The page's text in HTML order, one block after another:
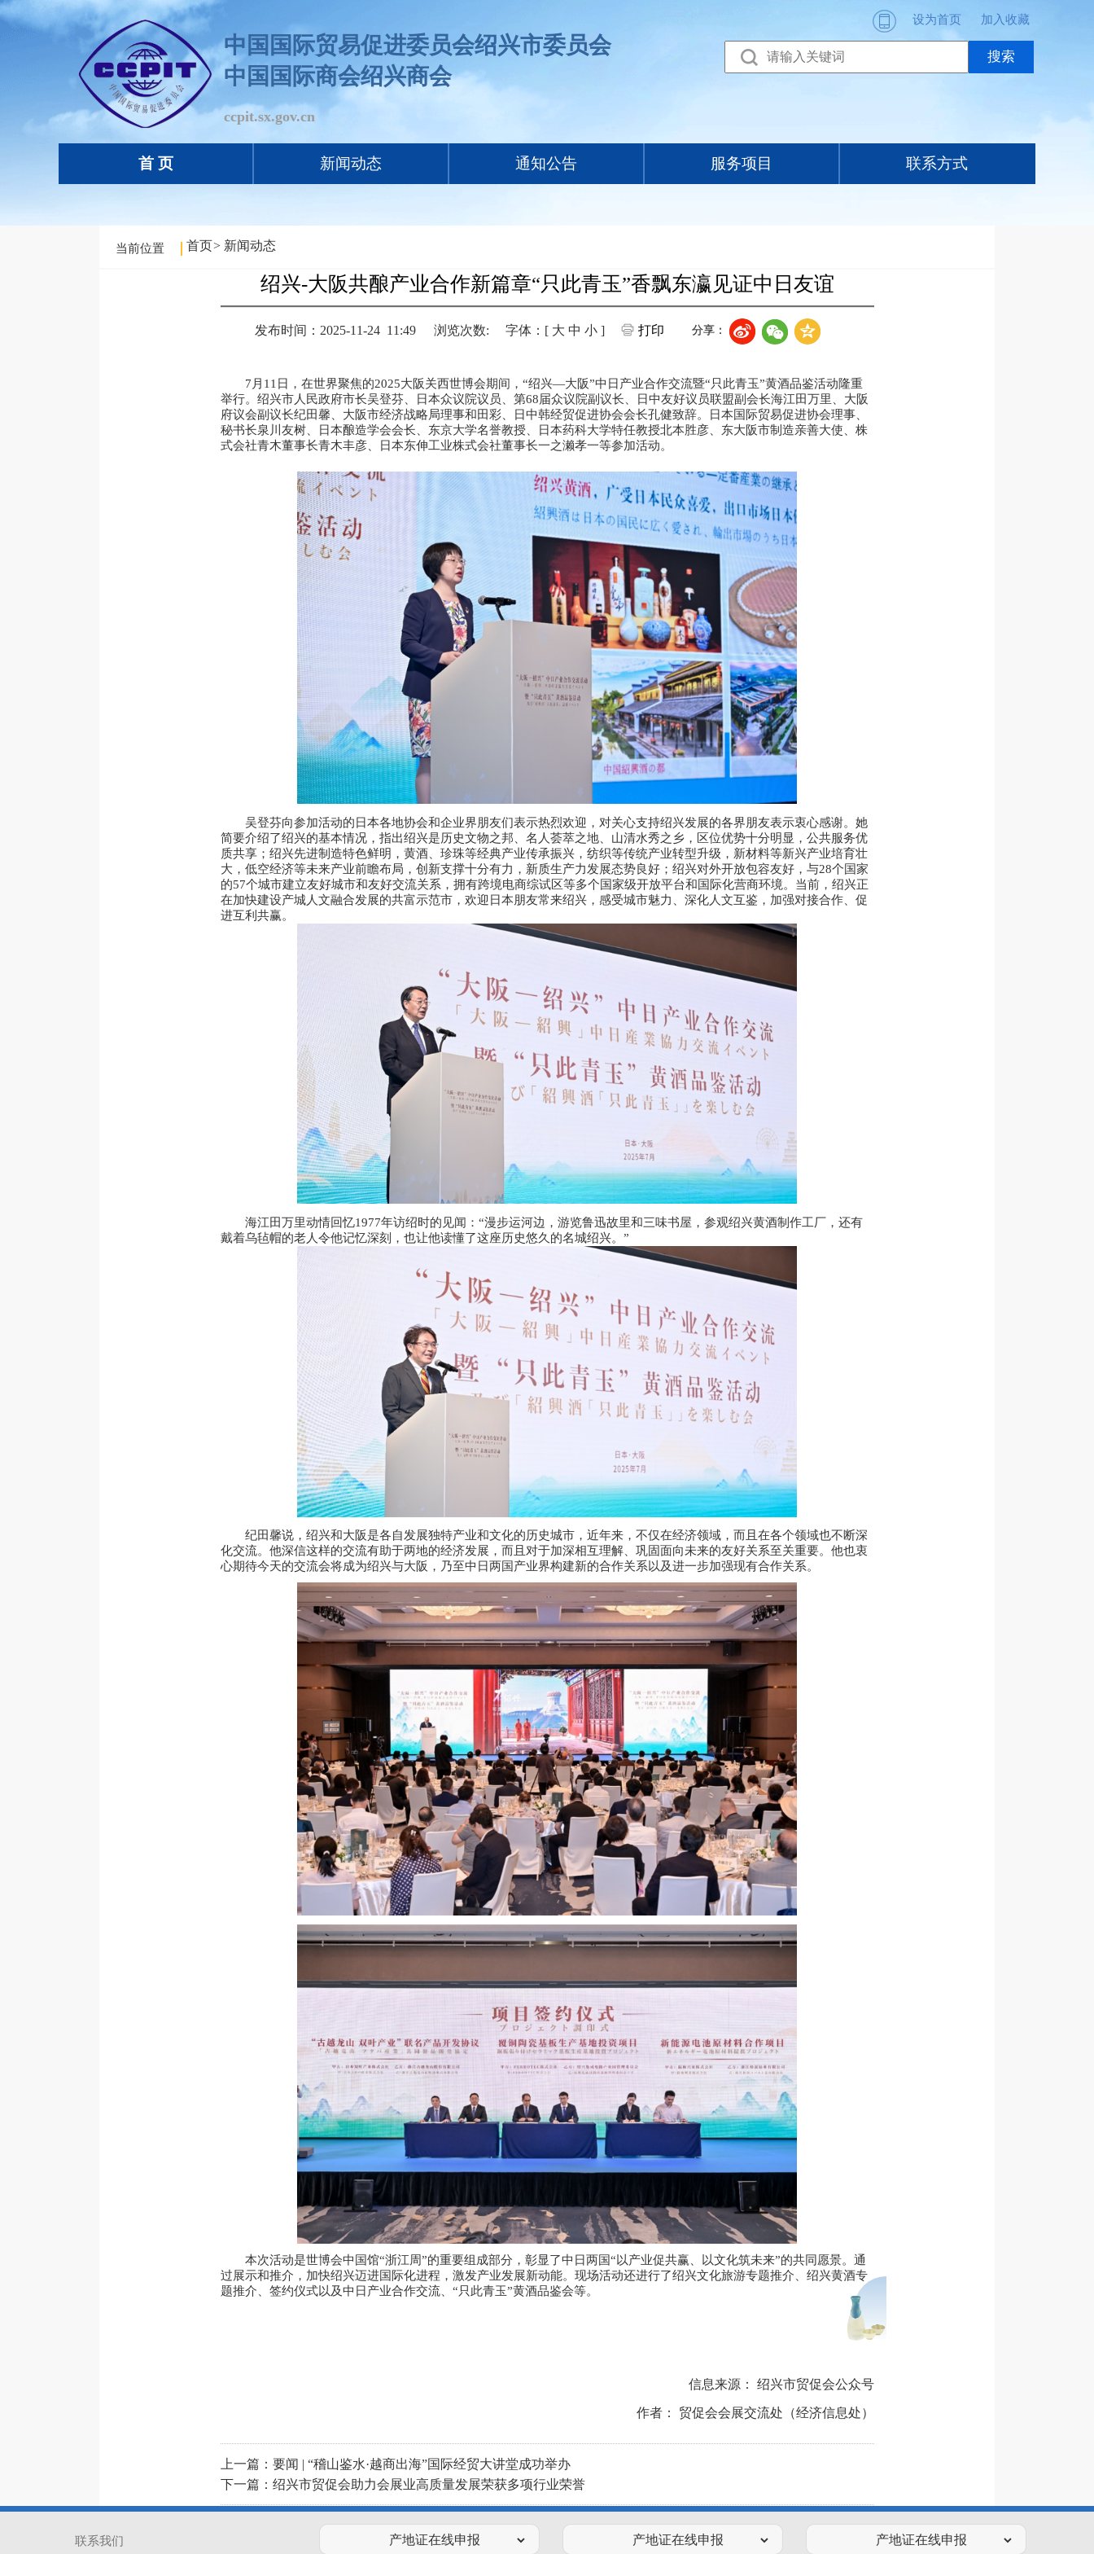
中国国际贸易促进委员会绍兴市委员会
中国国际商会绍兴商会
ccpit.sx.gov.cn
设为首页 加入收藏
首 页 新闻动态 通知公告 服务项目 联系方式
当前位置 首页> 新闻动态
绍兴-大阪共酿产业合作新篇章“只此青玉”香飘东瀛见证中日友谊
发布时间：2025-11-24 11:49 浏览次数: 字体：[ 大 中 小] 打印 分享：
7月11日，在世界聚焦的2025大阪关西世博会期间，“绍兴—大阪”中日产业合作交流暨“只此青玉”黄酒品鉴活动隆重
举行。绍兴市人民政府市长吴登芬、日本众议院议员、第68届众议院副议长、日中友好议员联盟副会长海江田万里、大阪
府议会副议长纪田馨、大阪市经济战略局理事和田彩、日中韩经贸促进协会会长孔健致辞。日本国际贸易促进协会理事、
秘书长泉川友树、日本酿造学会会长、东京大学名誉教授、日本药科大学特任教授北本胜彦、东大阪市制造亲善大使、株
式会社青木董事长青木丰彦、日本东伸工业株式会社董事长一之濑孝一等参加活动。
吴登芬向参加活动的日本各地协会和企业界朋友们表示热烈欢迎，对关心支持绍兴发展的各界朋友表示衷心感谢。她
简要介绍了绍兴的基本情况，指出绍兴是历史文物之邦、名人荟萃之地、山清水秀之乡，区位优势十分明显，公共服务优
质共享；绍兴先进制造特色鲜明，黄酒、珍珠等经典产业传承振兴，纺织等传统产业转型升级，新材料等新兴产业培育壮
大，低空经济等未来产业前瞻布局，创新支撑十分有力，新质生产力发展态势良好；绍兴对外开放包容友好，与28个国家
的57个城市建立友好城市和友好交流关系，拥有跨境电商综试区等多个国家级开放平台和国际化营商环境。当前，绍兴正
在加快建设产城人文融合发展的共富示范市，欢迎日本朋友常来绍兴，感受城市魅力、深化人文互鉴，加强对接合作、促
进互利共赢。
海江田万里动情回忆1977年访绍时的见闻：“漫步运河边，游览鲁迅故里和三味书屋，参观绍兴黄酒制作工厂，还有
戴着乌毡帽的老人令他记忆深刻，也让他读懂了这座历史悠久的名城绍兴。”
纪田馨说，绍兴和大阪是各自发展独特产业和文化的历史城市，近年来，不仅在经济领域，而且在各个领域也不断深
化交流。他深信这样的交流有助于两地的经济发展，而且对于加深相互理解、巩固面向未来的友好关系至关重要。他也衷
心期待今天的交流会将成为绍兴与大阪，乃至中日两国产业界构建新的合作关系以及进一步加强现有合作关系。
本次活动是世博会中国馆“浙江周”的重要组成部分，彰显了中日两国“以产业促共赢、以文化筑未来”的共同愿景。通
过展示和推介，加快绍兴迈进国际化进程，激发产业发展新动能。现场活动还进行了绍兴文化旅游专题推介、绍兴黄酒专
题推介、签约仪式以及中日产业合作交流、“只此青玉”黄酒品鉴会等。
信息来源： 绍兴市贸促会公众号
作者： 贸促会会展交流处（经济信息处）
上一篇： 要闻 | “稽山鉴水·越商出海”国际经贸大讲堂成功举办
下一篇： 绍兴市贸促会助力会展业高质量发展荣获多项行业荣誉
联系我们